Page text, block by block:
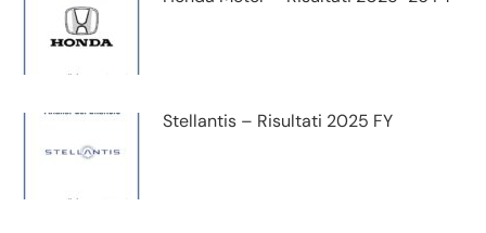
Stellantis – Risultati 2025 FY